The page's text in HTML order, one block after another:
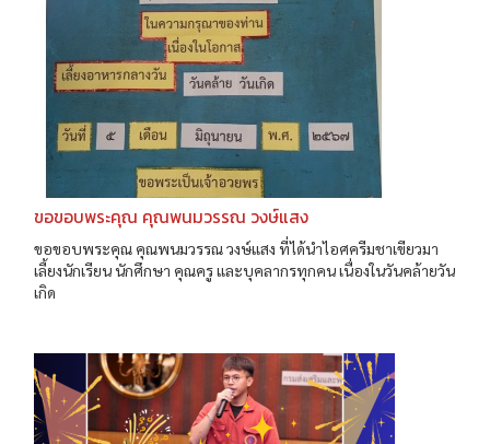
ขอขอบพระคุณ คุณพนมวรรณ วงษ์แสง
ขอขอบพระคุณ คุณพนมวรรณ วงษ์แสง ที่ได้นำไอศครีมชาเขียวมา
เลี้ยงนักเรียน นักศึกษา คุณครู และบุคลากรทุกคน เนื่องในวันคล้ายวัน
เกิด